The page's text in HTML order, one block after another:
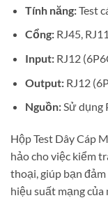
Tính năng:Test
Cổng:RJ45, RJ11
Input:RJ12
Output:RJ12
Nguồn:Sử dụng
Hộp Test Dây Cáp
hảo cho việc kiểm
thoại, giúp bạn
hiệu suất mạng của